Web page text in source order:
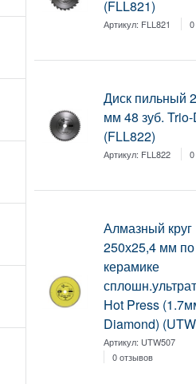
(FLL821)
Артикул: FLL821
Диск пильный
мм 48 зуб.
(FLL822)
Артикул: FLL822
Алмазный круг
250х25,4 мм по
керамике
Hot Press
Diamond)
Артикул: UTW507
0 отзывов